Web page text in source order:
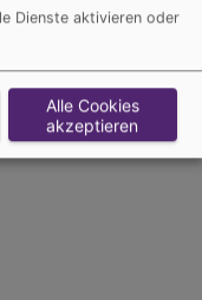
GmbH & Co. KG
Dienste aktivieren oder
Alle Cookies
akzeptieren